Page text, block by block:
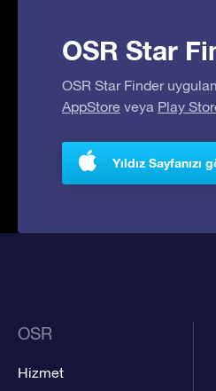
OSR Star
OSR Star Finder
AppStore veya Play
Yıldız Sayfanızı
OSR
Hizmet